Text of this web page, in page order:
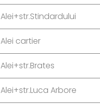
Alei+str.Stindardului
Alei cartier
Alei+str.Brates
Alei+str.Luca Arbore